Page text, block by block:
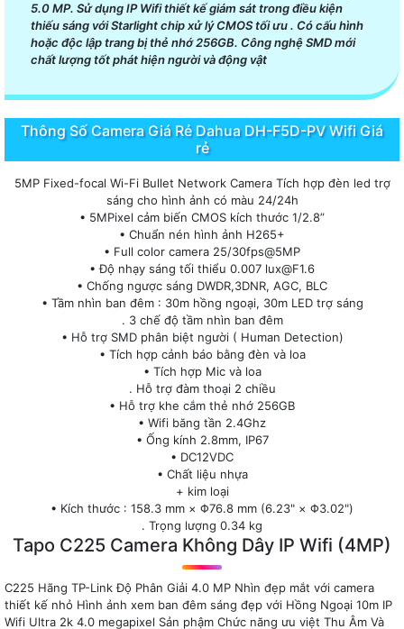
5.0 MP. Sử dụng IP Wifi thiết kế giám sát trong điều kiện
thiếu sáng với Starlight chip xử lý CMOS tối ưu . Có cấu hình
hoặc độc lập trang bị thẻ nhớ 256GB. Công nghệ SMD mới
chất lượng tốt phát hiện người và động vật
Thông Số Camera Giá Rẻ Dahua DH-F5D-PV Wifi Giá
rẻ
5MP Fixed-focal Wi-Fi Bullet Network Camera Tích hợp đèn led trợ
sáng cho hình ảnh có màu 24/24h
• 5MPixel cảm biến CMOS kích thước 1/2.8”
• Chuẩn nén hình ảnh H265+
• Full color camera 25/30fps@5MP
• Độ nhạy sáng tối thiểu 0.007 lux@F1.6
• Chống ngược sáng DWDR,3DNR, AGC, BLC
• Tầm nhìn ban đêm : 30m hồng ngoại, 30m LED trợ sáng
. 3 chế độ tầm nhìn ban đêm
• Hỗ trợ SMD phân biệt người ( Human Detection)
• Tích hợp cảnh báo bằng đèn và loa
• Tích hợp Mic và loa
. Hỗ trợ đàm thoại 2 chiều
• Hỗ trợ khe cắm thẻ nhớ 256GB
• Wifi băng tần 2.4Ghz
• Ống kính 2.8mm, IP67
• DC12VDC
• Chất liệu nhựa
+ kim loại
• Kích thước : 158.3 mm × Φ76.8 mm (6.23" × Φ3.02")
. Trọng lượng 0.34 kg
Tapo C225 Camera Không Dây IP Wifi (4MP)
C225 Hãng TP-Link Độ Phân Giải 4.0 MP Nhìn đẹp mắt với camera
thiết kế nhỏ Hình ảnh xem ban đêm sáng đẹp với Hồng Ngoại 10m IP
Wifi Ultra 2k 4.0 megapixel Sản phậm Chức năng ưu việt Thu Âm Và